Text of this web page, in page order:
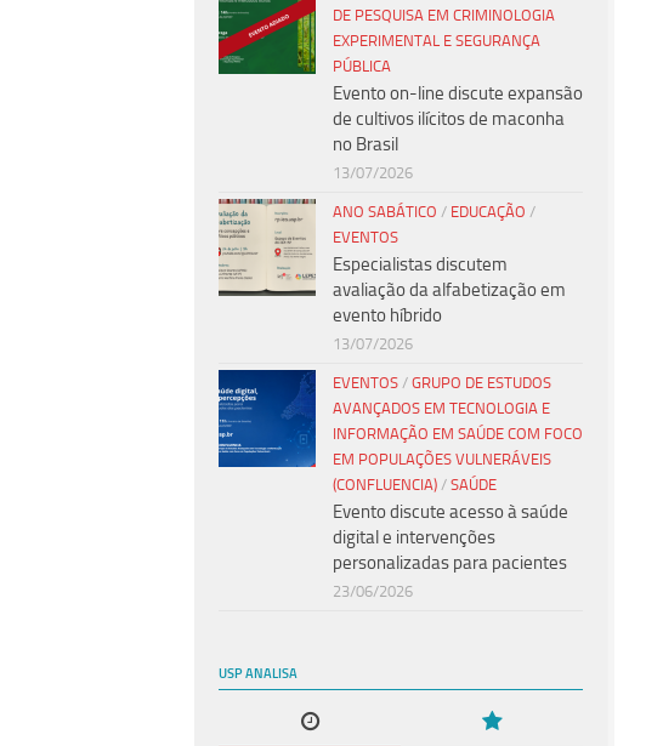
DE PESQUISA EM CRIMINOLOGIA
EXPERIMENTAL E SEGURANÇA
PÚBLICA
Evento on-line discute expansão
de cultivos ilícitos de maconha
no Brasil
13/07/2026
ANO SABÁTICO / EDUCAÇÃO /
EVENTOS
Especialistas discutem
avaliação da alfabetização em
evento híbrido
13/07/2026
EVENTOS / GRUPO DE ESTUDOS
AVANÇADOS EM TECNOLOGIA E
INFORMAÇÃO EM SAÚDE COM FOCO
EM POPULAÇÕES VULNERÁVEIS
(CONFLUENCIA) / SAÚDE
Evento discute acesso à saúde
digital e intervenções
personalizadas para pacientes
23/06/2026
USP ANALISA